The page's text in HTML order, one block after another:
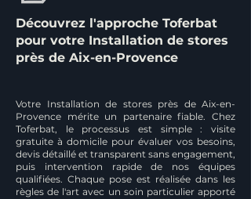
Découvrez l'approche Toferbat
pour votre Installation de stores
près de Aix-en-Provence
Votre Installation de stores près de Aix-en-
Provence mérite un partenaire fiable. Chez
Toferbat, le processus est simple : visite
gratuite à domicile pour évaluer vos besoins,
devis détaillé et transparent sans engagement,
puis intervention rapide de nos équipes
qualifiées. Chaque pose est réalisée dans les
règles de l'art avec un soin particulier apporté